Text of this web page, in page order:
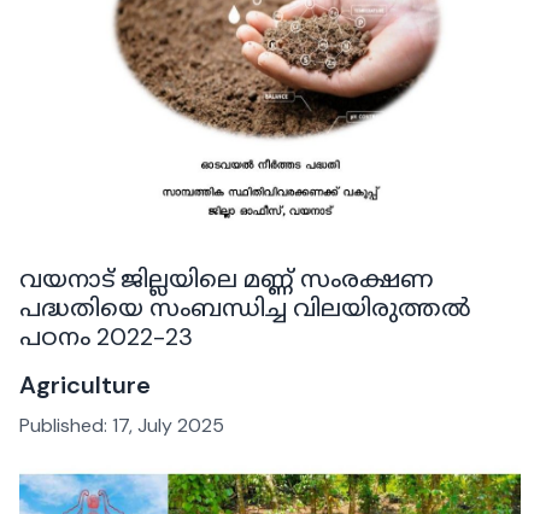
വയനാട് ജില്ലയിലെ മണ്ണ് സംരക്ഷണ
പദ്ധതിയെ സംബന്ധിച്ച വിലയിരുത്തൽ
പഠനം 2022-23
Agriculture
Published: 17, July 2025